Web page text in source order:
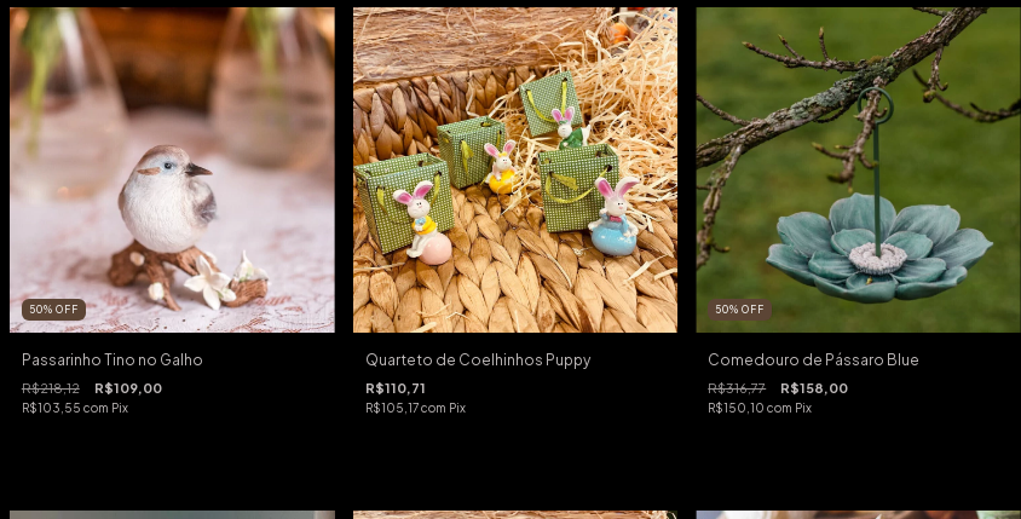
50% OFF
Passarinho Tino no Galho
R$218,12 R$109,00
R$103,55 com Pix
Quarteto de Coelhinhos Puppy
R$110,71
R$105,17com Pix
50%OFF
Comedouro de Pássaro Blue
R$316,77 R$158,00
R$150,10com Pix